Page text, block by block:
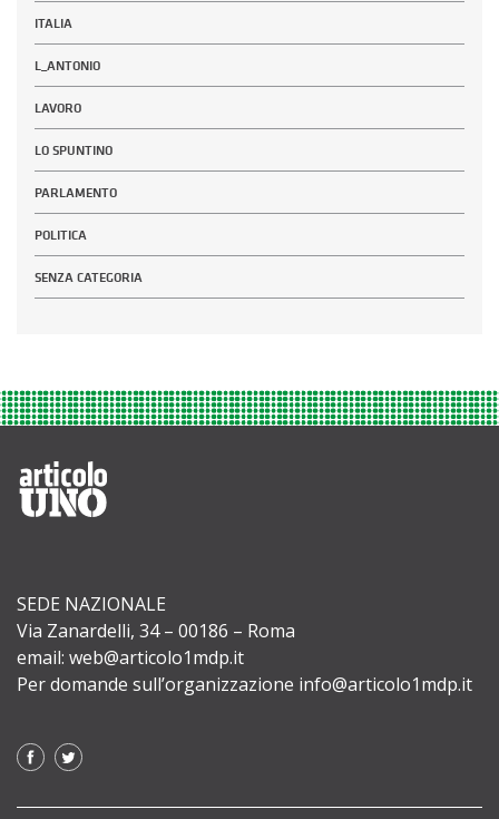
ITALIA
L_ANTONIO
LAVORO
LO SPUNTINO
PARLAMENTO
POLITICA
SENZA CATEGORIA
SEDE NAZIONALE
Via Zanardelli, 34 – 00186 – Roma
email: web@articolo1mdp.it
Per domande sull’organizzazione info@articolo1mdp.it